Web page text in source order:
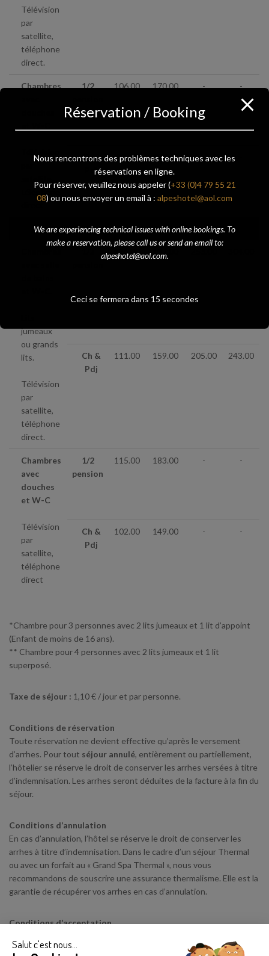
Télévision
par
satellite,
téléphone
direct.
Chambres
1/2
106.00 170.00 - -
Ch &
Pdj
93.00 139.00 -
Haute saison
jumeaux
ou grands
lits.
Télévision
par
satellite,
téléphone
direct.
126.00
Ch &
Pdj
111.00 159.00 205.00 243.00
Chambres
avec
douches
et W-C
Télévision
par
satellite,
téléphone
direct
1/2
pension
115.00 183.00 - -
Ch &
Pdj
102.00 149.00 - -
*Chambre pour 3 personnes avec 2 lits jumeaux et 1 lit d’appoint
(Enfant de moins de 16 ans).
** Chambre pour 4 personnes avec 2 lits jumeaux et 1 lit
superposé.
Taxe de séjour : 1,10 € / jour et par personne.
Conditions de réservation
Toute réservation ne devient effective qu’après le versement
d’arrhes. Pour tout séjour annulé, entièrement ou partiellement,
l’hôtelier se réserve le droit de conserver les arrhes versées à titre
d’indemnisation. Les arrhes seront déduites de la facture à la fin du
séjour.
Conditions d’annulation
En cas d’annulation, l’hôtel se réserve le droit de conserver les
arrhes à titre d’indemnisation. Dans le cadre d’un séjour Thermal
ou avec un forfait au « Grand Spa Thermal », nous vous
recommandons de souscrire une assurance thermalisme. Elle est la
garantie de récupérer vos arrhes en cas d’annulation.
Conditions d’acceptation
montant total du séjour, implique que vous acceptez et validez la
Réservation / Booking
Nous rencontrons des problèmes techniques avec les
réservations en ligne.
Pour réserver, veuillez nous appeler (+33 (0)4 79 55 21
08) ou nous envoyer un email à : alpeshotel@aol.com
We are experiencing technical issues with online bookings. To
make a reservation, please call us or send an email to:
alpeshotel@aol.com.
Ceci se fermera dans 15 secondes
Salut c'est nous...